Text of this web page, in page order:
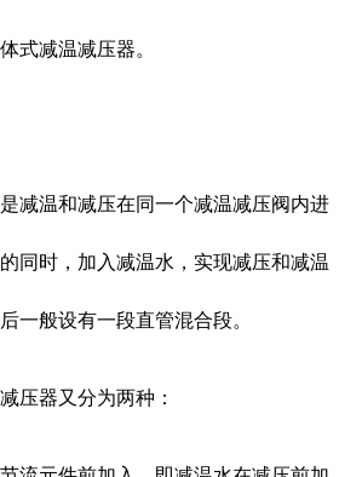
式减温减压器。
减温和减压在同一个减温减压阀内进
同时，加入减温水，实现减压和减温
一般设有一段直管混合段。
压器又分为两种：